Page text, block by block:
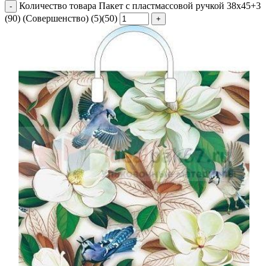
Количество товара Пакет с пластмассовой ручкой 38x45+3
(90) (Совершенство) (5)(50)